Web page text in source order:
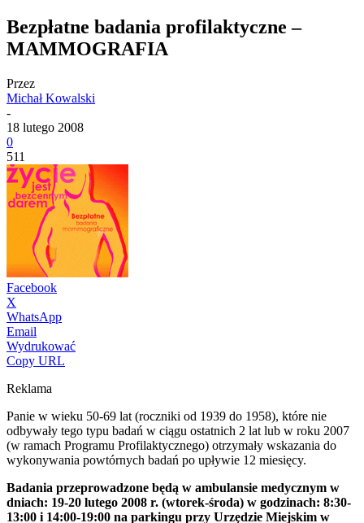
Bezpłatne badania profilaktyczne –
MAMMOGRAFIA
Przez
Michał Kowalski
-
18 lutego 2008
0
511
Facebook
X
WhatsApp
Email
Wydrukować
Copy URL
Reklama
Panie w wieku 50-69 lat (roczniki od 1939 do 1958), które nie
odbywały tego typu badań w ciągu ostatnich 2 lat lub w roku 2007
(w ramach Programu Profilaktycznego) otrzymały wskazania do
wykonywania powtórnych badań po upływie 12 miesięcy.
Badania przeprowadzone będą w ambulansie medycznym w
dniach: 19-20 lutego 2008 r. (wtorek-środa) w godzinach: 8:30-
13:00 i 14:00-19:00 na parkingu przy Urzędzie Miejskim w